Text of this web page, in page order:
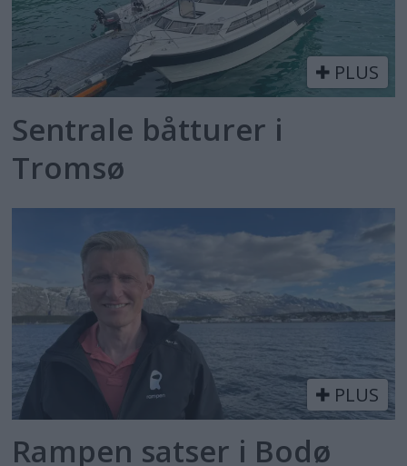
PLUS
Sentrale båtturer i
Tromsø
PLUS
Rampen satser i Bodø